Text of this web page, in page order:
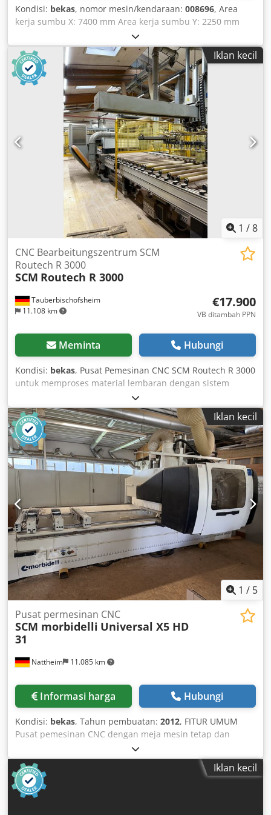
Diameter mata gergaji unit gergaji: x 20 x 5 mm, Jumlah
alat pada pengubah: 6 + 1 buah, Sambungan pengisap Ø:
mm, Sambungan udara bertekanan: 6-8 bar, Kebutuhan
udara bertekanan: 200 NL/menit. Informasi Kualitas: -
Pembersihan menyeluruh - Sistem kelistrikan diperiksa -
Sistem pneumatik diperiksa - Disesuaikan sesuai
spesifikasi pabrikan - Siap digunakan
Kondisi: bekas, nomor mesin/kendaraan: 008696, Area
kerja sumbu X: 7400 mm Area kerja sumbu Y: 2250 mm
Permukaan kerja: Meja penataan Daya spindel utama: 15
KW Dcodpfx Aijzrux Notjk Jumlah sumbu yang
dikendalikan: 5 sumbu Jumlah posisi alat: 30
Iklan kecil
1 /8
Tauberbischofsheim
11.108 km
CNC Bearbeitungszentrum SCM
Routech R 3000
SCM Routech R 3000
€17.900
VB ditambah PPN
Meminta Hubungi
Kondisi: bekas, Pusat Pemesinan CNC SCM Routech R 3000
untuk memproses material lembaran dengan sistem
pemuatan dan pengeluaran otomatis (penumpuk vakum).
Data Teknis: - Area kerja: 2.600 x 1.250 mm - Sumbu X:
2.700 mm Djdpfxszryyls Aitock - Sumbu Y: 1.600 mm -
Sumbu Z: 250 mm - Motor spindel: 7,5 kW - Kecepatan
pemotongan: Maks. 38 m/menit - Video: Tersedia
berdasarkan permintaan.
Iklan kecil
1 / 5
Nattheim 11.085 km
Pusat permesinan CNC
SCM morbidelli Universal X5 HD
31
Informasi harga Hubungi
Kondisi: bekas, Tahun pembuatan: 2012, FITUR UMUM
Pusat pemesinan CNC dengan meja mesin tetap dan
penyangga kepala alat yang dapat bergerak dalam
konfigurasi portal untuk operasi pengeboran dan
pemotongan pada panel yang terbuat dari berbagai bahan
(papan partikel, MDF, kayu solid, plastik, dll.). STRUKTUR
MESIN Struktur dasar adalah konstruksi monolitik dari baja
Iklan kecil